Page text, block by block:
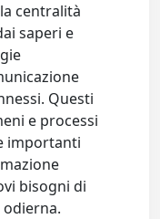
centralità
saperi e
Questi
e processi
importanti
bisogni di